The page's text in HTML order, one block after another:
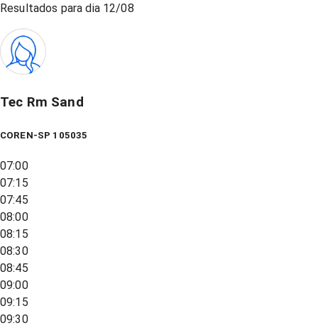
Resultados para dia 12/08
Tec Rm Sand
COREN-SP 105035
07:00
07:15
07:45
08:00
08:15
08:30
08:45
09:00
09:15
09:30